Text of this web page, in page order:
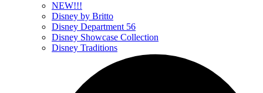
NEW!!!
Disney by Britto
Disney Department 56
Disney Showcase Collection
Disney Traditions